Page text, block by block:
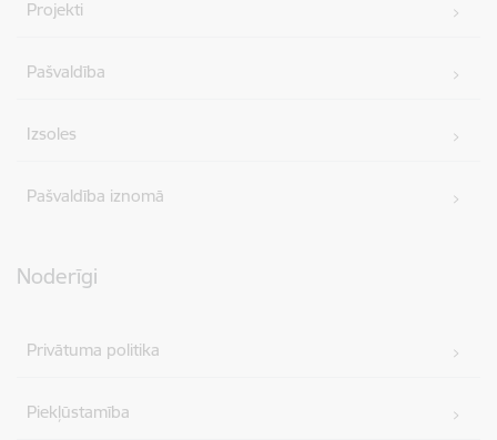
Projekti
Pašvaldība
Izsoles
Pašvaldība iznomā
Noderīgi
Privātuma politika
Piekļūstamība